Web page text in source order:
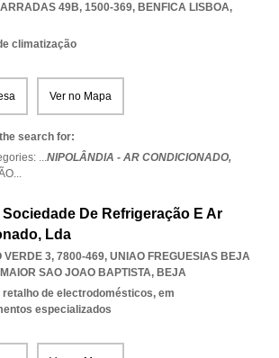
49B, 1500-369, BENFICA LISBOA,
climatização
Ver no Mapa
search for:
...NIPOLÂNDIA - AR CONDICIONADO,
...
Sociedade De Refrigeração E Ar
Lda
VERDE 3, 7800-469, UNIAO FREGUESIAS BEJA
SAO JOAO BAPTISTA, BEJA
de electrodomésticos, em
especializados